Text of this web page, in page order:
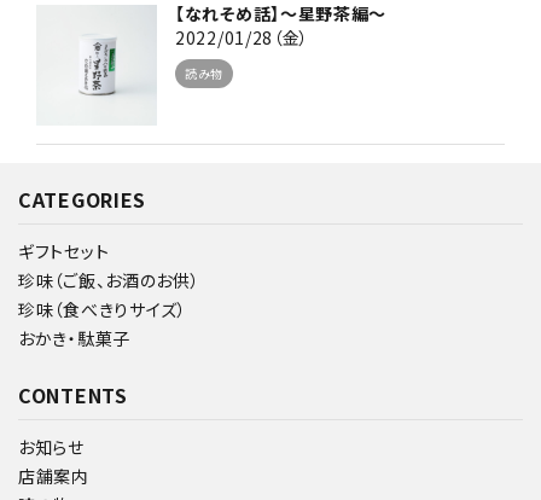
【なれそめ話】～星野茶編～
2022/01/28（金）
読み物
CATEGORIES
ギフトセット
珍味（ご飯、お酒のお供）
珍味（食べきりサイズ）
おかき・駄菓子
CONTENTS
お知らせ
店舗案内